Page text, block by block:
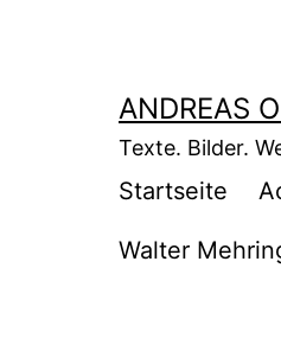
ANDREAS
Texte. Bilder.
Startseite
Walter